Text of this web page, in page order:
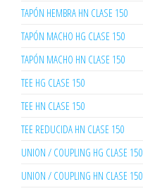
TAPÓN HEMBRA HN CLASE 150
TAPÓN MACHO HG CLASE 150
TAPÓN MACHO HN CLASE 150
TEE HG CLASE 150
TEE HN CLASE 150
TEE REDUCIDA HN CLASE 150
UNION / COUPLING HG CLASE 150
UNION / COUPLING HN CLASE 150